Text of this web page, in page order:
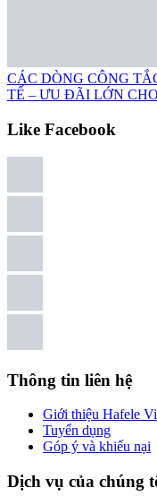
CÁC DÒNG CÔNG
TẾ – ƯU ĐÃI LỚN
Like Facebook
Thông tin liên hệ
Giới thiệu Hafele
Tuyển dụng
Góp ý và khiếu nại
Dịch vụ của chúng